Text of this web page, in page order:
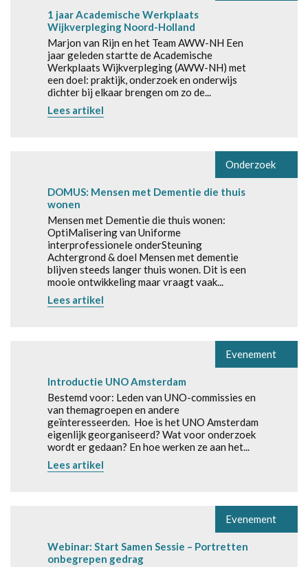
1 jaar Academische Werkplaats
Wijkverpleging Noord-Holland
Marjon van Rijn en het Team AWW-NH Een
jaar geleden startte de Academische
Werkplaats Wijkverpleging (AWW-NH) met
een doel: praktijk, onderzoek en onderwijs
dichter bij elkaar brengen om zo de...
Lees artikel
Onderzoek
DOMUS: Mensen met Dementie die thuis
wonen
Mensen met Dementie die thuis wonen:
OptiMalisering van Uniforme
interprofessionele onderSteuning
Achtergrond & doel Mensen met dementie
blijven steeds langer thuis wonen. Dit is een
mooie ontwikkeling maar vraagt vaak...
Lees artikel
Evenement
Introductie UNO Amsterdam
Bestemd voor: Leden van UNO-commissies en
van themagroepen en andere
geïnteresseerden. Hoe is het UNO Amsterdam
eigenlijk georganiseerd? Wat voor onderzoek
wordt er gedaan? En hoe werken ze aan het...
Lees artikel
Evenement
Webinar: Start Samen Sessie – Portretten
onbegrepen gedrag